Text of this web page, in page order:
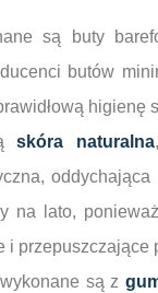
są buty
butów
higienę
skóra naturalna
na lato,
i przepuszczające
są z